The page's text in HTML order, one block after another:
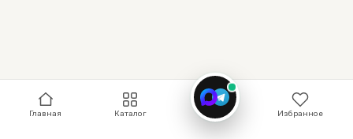
Главная Каталог
Связь
Избранное